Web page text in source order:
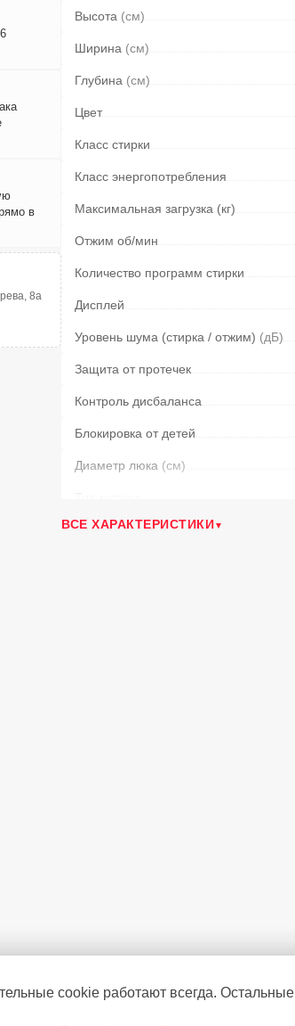
в
8а
Высота (см)
Ширина (см)
Глубина (см)
Цвет
Класс стирки
Класс энергопотребления
Максимальная загрузка (кг)
Отжим об/мин
Количество программ стирки
Дисплей
Уровень шума (стирка / отжим) (дБ)
Защита от протечек
Контроль дисбаланса
Блокировка от детей
Диаметр люка (см)
Функция Пар
ВСЕ ХАРАКТЕРИСТИКИ
cookie работают всегда.